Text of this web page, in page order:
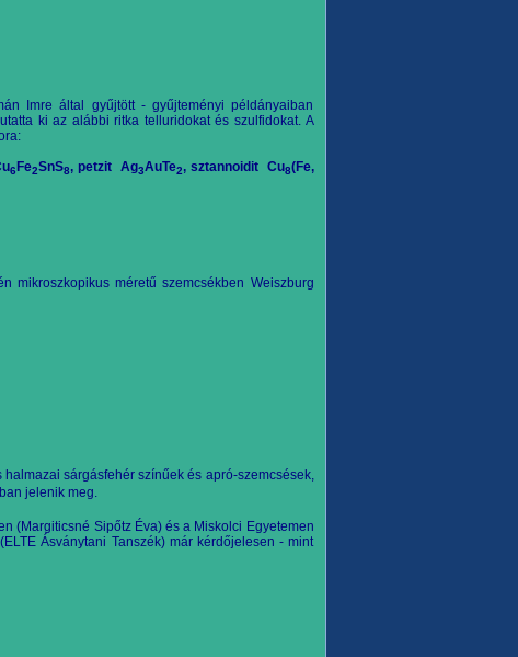
Imre által gyűjtött - gyűjteményi példányaiban
ki az alábbi ritka telluridokat és szulfidokat. A
6Fe2SnS8, petzit Ag3AuTe2, sztannoidit Cu8(Fe,
mikroszkopikus méretű szemcsékben Weiszburg
sárgásfehér színűek és apró-szemcsések,
jelenik meg.
(Margiticsné Sipőtz Éva) és a Miskolci Egyetemen
Ásványtani Tanszék) már kérdőjelesen - mint